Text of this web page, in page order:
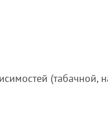
(табачной,